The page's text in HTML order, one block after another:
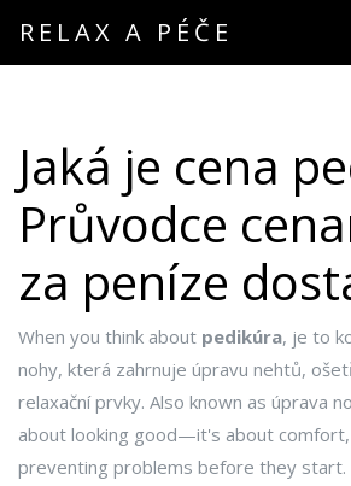
RELAX A PÉČE
Jaká je cena
Průvodce
za peníze
When you think about pedikúra, je to
nohy, která zahrnuje úpravu nehtů,
relaxační prvky. Also known as úprava
about looking good—it's about comfort,
preventing problems before they start.